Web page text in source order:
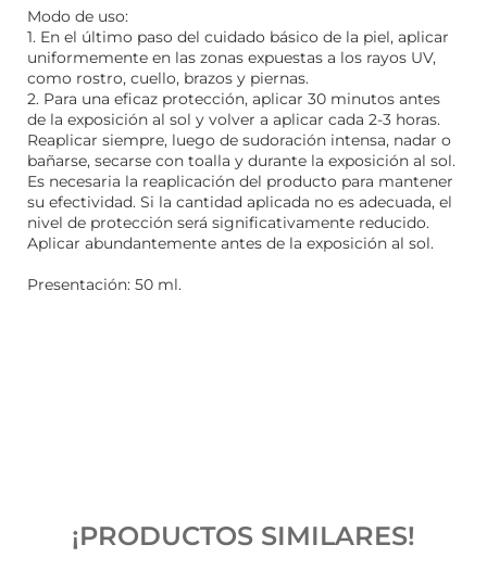
Modo de uso:
1. En el último paso del cuidado básico de la piel, aplicar
uniformemente en las zonas expuestas a los rayos UV,
como rostro, cuello, brazos y piernas.
2. Para una eficaz protección, aplicar 30 minutos antes
de la exposición al sol y volver a aplicar cada 2-3 horas.
Reaplicar siempre, luego de sudoración intensa, nadar o
bañarse, secarse con toalla y durante la exposición al sol.
Es necesaria la reaplicación del producto para mantener
su efectividad. Si la cantidad aplicada no es adecuada, el
nivel de protección será significativamente reducido.
Aplicar abundantemente antes de la exposición al sol.
Presentación: 50 ml.
¡PRODUCTOS SIMILARES!